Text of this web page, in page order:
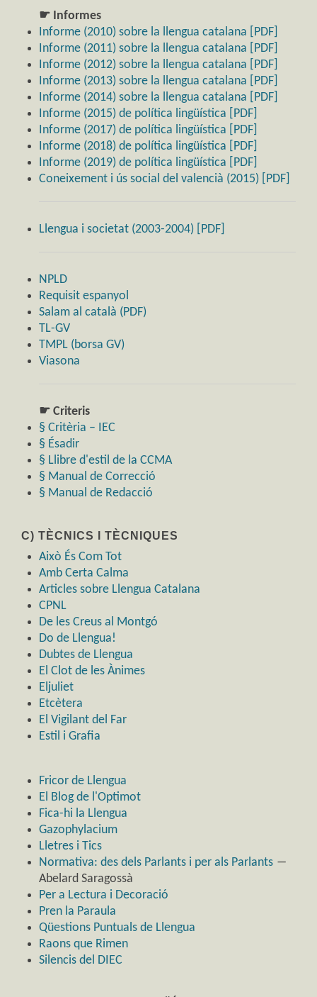
☛ Informes
Informe (2010) sobre la llengua catalana [PDF]
Informe (2011) sobre la llengua catalana [PDF]
Informe (2012) sobre la llengua catalana [PDF]
Informe (2013) sobre la llengua catalana [PDF]
Informe (2014) sobre la llengua catalana [PDF]
Informe (2015) de política lingüística [PDF]
Informe (2017) de política lingüística [PDF]
Informe (2018) de política lingüística [PDF]
Informe (2019) de política lingüística [PDF]
Coneixement i ús social del valencià (2015) [PDF]
Llengua i societat (2003-2004) [PDF]
NPLD
Requisit espanyol
Salam al català (PDF)
TL-GV
TMPL (borsa GV)
Viasona
☛ Criteris
§ Critèria – IEC
§ Ésadir
§ Llibre d'estil de la CCMA
§ Manual de Correcció
§ Manual de Redacció
C) TÈCNICS I TÈCNIQUES
Això És Com Tot
Amb Certa Calma
Articles sobre Llengua Catalana
CPNL
De les Creus al Montgó
Do de Llengua!
Dubtes de Llengua
El Clot de les Ànimes
Eljuliet
Etcètera
El Vigilant del Far
Estil i Grafia
Fricor de Llengua
El Blog de l'Optimot
Fica-hi la Llengua
Gazophylacium
Lletres i Tics
Normativa: des dels Parlants i per als Parlants ―
Abelard Saragossà
Per a Lectura i Decoració
Pren la Paraula
Qüestions Puntuals de Llengua
Raons que Rimen
Silencis del DIEC